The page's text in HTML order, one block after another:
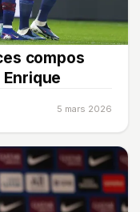
compos
5 mars 2026